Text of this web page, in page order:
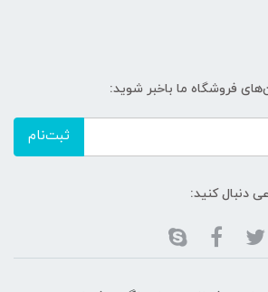
فروشگاه ما باخبر شوید:
ثبت‌نام
دنبال کنید: